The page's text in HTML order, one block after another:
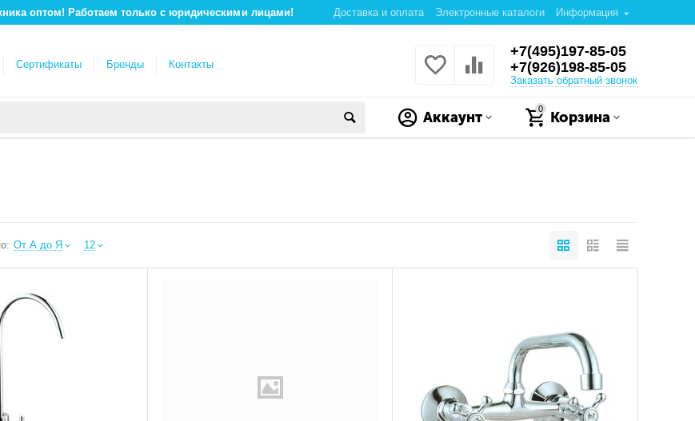
Доставка и оплата Электронные каталоги Информация
оптом! Работаем только с юридическими лицами!
Сертификаты Бренды Контакты
+7(495)197-85-05
+7(926)198-85-05
Заказать обратный звонок
0
Корзина
Аккаунт
От А до Я 12